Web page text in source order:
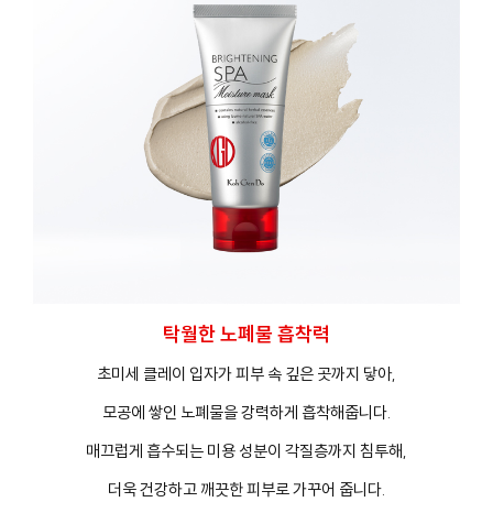
탁월한 노폐물 흡착력
초미세 클레이 입자가 피부 속 깊은 곳까지 닿아,
모공에 쌓인 노폐물을 강력하게 흡착해줍니다.
매끄럽게 흡수되는 미용 성분이 각질층까지 침투해,
더욱 건강하고 깨끗한 피부로 가꾸어 줍니다.